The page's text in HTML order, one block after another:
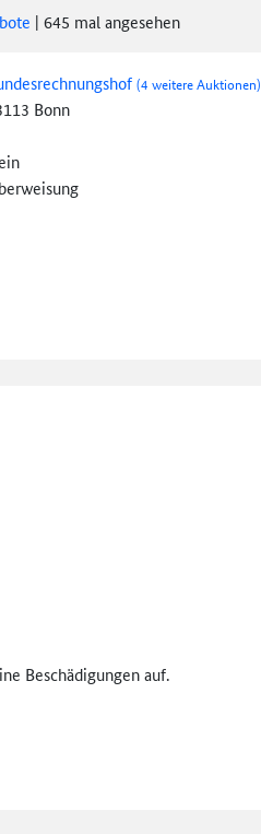
| 645 mal angesehen
(4 weitere Auktionen)
Bonn
Beschädigungen auf.